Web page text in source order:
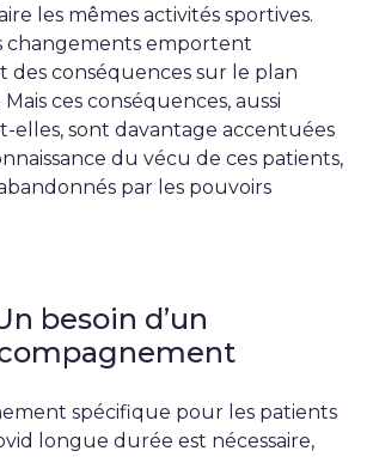
les mêmes activités sportives.
changements emportent
des conséquences sur le plan
ces conséquences, aussi
elles, sont davantage accentuées
du vécu de ces patients,
par les pouvoirs
besoin d’un
spécifique pour les patients
longue durée est nécessaire,